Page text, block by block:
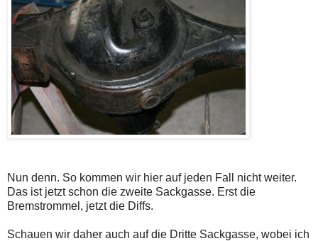
Nun denn. So kommen wir hier auf jeden Fall nicht weiter.
Das ist jetzt schon die zweite Sackgasse. Erst die
Bremstrommel, jetzt die Diffs.
Schauen wir daher auch auf die Dritte Sackgasse, wobei ich